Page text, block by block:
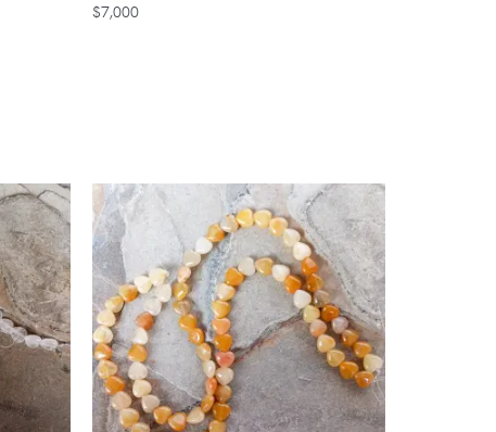
$7,000